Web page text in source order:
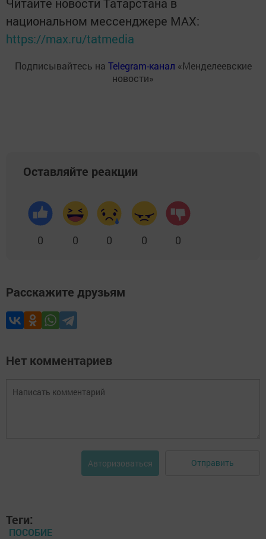
национальном мессенджере MАХ:
https://max.ru/tatmedia
Подписывайтесь на Telegram-канал «Менделеевские
новости»
Оставляйте реакции
0 0 0 0 0
Расскажите друзьям
Нет комментариев
Авторизоваться Отправить
Теги:
ПОСОБИЕ